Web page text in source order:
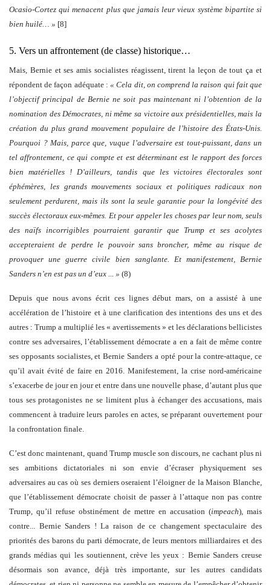
Ocasio-Cortez qui menacent plus que jamais leur vieux système bipartite si
bien huilé… » [8]
5. Vers un affrontement (de classe) historique…
Mais, Bernie et ses amis socialistes réagissent, tirent la leçon de tout ça et
répondent de façon adéquate :« Cela dit, on comprend la raison qui fait que
l’objectif principal de Bernie ne soit pas maintenant ni l’obtention de la
nomination des Démocrates, ni même sa victoire aux présidentielles, mais la
création du plus grand mouvement populaire de l’histoire des États-Unis.
Pourquoi ? Mais, parce que, vuque l’adversaire est tout-puissant, dans un
tel affrontement, ce qui compte et est déterminant est le rapport des forces
bien matérielles ! D’ailleurs, tandis que les victoires électorales sont
éphémères, les grands mouvements sociaux et politiques radicaux non
seulement perdurent, mais ils sont la seule garantie pour la longévité des
succès électoraux eux-mêmes. Et pour appeler les choses par leur nom, seuls
des naïfs incorrigibles pourraient garantir que Trump et ses acolytes
accepteraient de perdre le pouvoir sans broncher, même au risque de
provoquer une guerre civile bien sanglante. Et manifestement, Bernie
Sanders n’en est pas un d’eux ... » (8)
Depuis que nous avons écrit ces lignes début mars, on a assisté à une
accélération de l’histoire et à une clarification des intentions des uns et des
autres : Trump a multiplié les « avertissements » et les déclarations bellicistes
contre ses adversaires, l’établissement démocrate a en a fait de même contre
ses opposants socialistes, et Bernie Sanders a opté pour la contre-attaque, ce
qu’il avait évité de faire en 2016. Manifestement, la crise nord-américaine
s’exacerbe de jour en jour et entre dans une nouvelle phase, d’autant plus que
tous ses protagonistes ne se limitent plus à échanger des accusations, mais
commencent à traduire leurs paroles en actes, se préparant ouvertement pour
la confrontation finale.
C’est donc maintenant, quand Trump muscle son discours, ne cachant plus ni
ses ambitions dictatoriales ni son envie d’écraser physiquement ses
adversaires au cas où ses derniers oseraient l’éloigner de la Maison Blanche,
que l’établissement démocrate choisit de passer à l’attaque non pas contre
Trump, qu’il refuse obstinément de mettre en accusation (impeach), mais
contre... Bernie Sanders ! La raison de ce changement spectaculaire des
priorités des barons du parti démocrate, de leurs mentors milliardaires et des
grands médias qui les soutiennent, crève les yeux : Bernie Sanders creuse
désormais son avance, déjà très importante, sur les autres candidats